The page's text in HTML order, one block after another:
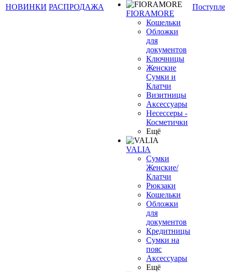
НОВИНКИ РАСПРОДАЖА
FIORAMORE
Кошельки
Обложки
для
документов
Ключницы
Женские
Сумки и
Клатчи
Визитницы
Аксессуары
Несессеры -
Косметички
Ещё
VALIA
Сумки
Женские/
Клатчи
Рюкзаки
Кошельки
Обложки
для
документов
Кредитницы
Сумки на
пояс
Аксессуары
Ещё